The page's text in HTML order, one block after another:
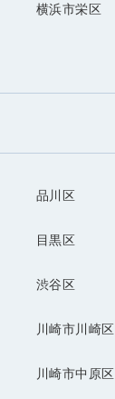
横浜市栄区
品川区
目黒区
渋谷区
川崎市川崎区
川崎市中原区